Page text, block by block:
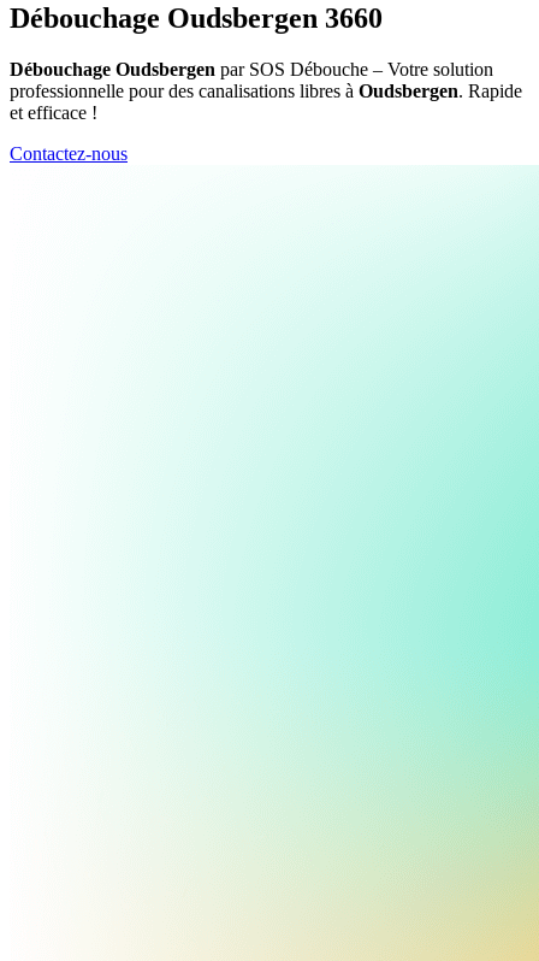
Débouchage Oudsbergen 3660
Débouchage Oudsbergen par SOS Débouche – Votre solution
professionnelle pour des canalisations libres à Oudsbergen. Rapide
et efficace !
Contactez-nous